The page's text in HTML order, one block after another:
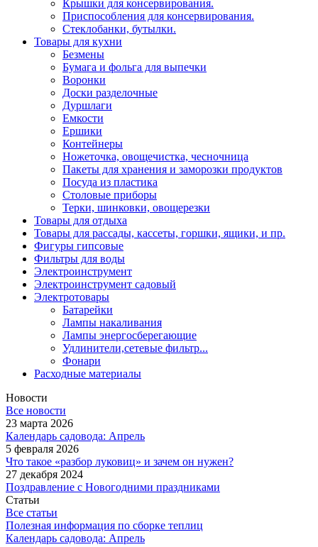
Крышки для консервирования.
Приспособления для консервирования.
Стеклобанки, бутылки.
Товары для кухни
Безмены
Бумага и фольга для выпечки
Воронки
Доски разделочные
Дуршлаги
Емкости
Ершики
Контейнеры
Ножеточка, овощечистка, чесночница
Пакеты для хранения и заморозки продуктов
Посуда из пластика
Столовые приборы
Терки, шинковки, овощерезки
Товары для отдыха
Товары для рассады, кассеты, горшки, ящики, и пр.
Фигуры гипсовые
Фильтры для воды
Электроинструмент
Электроинструмент садовый
Электротовары
Батарейки
Лампы накаливания
Лампы энергосберегающие
Удлинители,сетевые фильтр...
Фонари
Расходные материалы
Новости
Все новости
23 марта 2026
Календарь садовода: Апрель
5 февраля 2026
Что такое «разбор луковиц» и зачем он нужен?
27 декабря 2024
Поздравление с Новогодними праздниками
Статьи
Все статьи
Полезная информация по сборке теплиц
Календарь садовода: Апрель